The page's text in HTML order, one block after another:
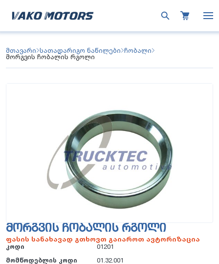
მთავარი სათადარიგო ნაწილები ჩობალი
მორგვის ჩობალის რგოლი
ᲛᲝᲠᲒᲕᲘᲡ ᲩᲝᲑᲐᲚᲘᲡ ᲠᲒᲝᲚᲘ
ფასის სანახავად გთხოვთ გაიაროთ ავტორიზაცია
კოდი
01201
მომწოდებლის კოდი
01.32.001